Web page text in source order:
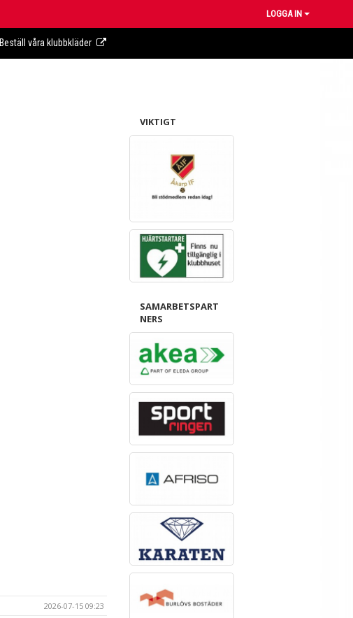
LOGGA IN
Beställ våra klubbkläder
2026-07-15 09:23
VIKTIGT
SAMARBETSPART
NERS